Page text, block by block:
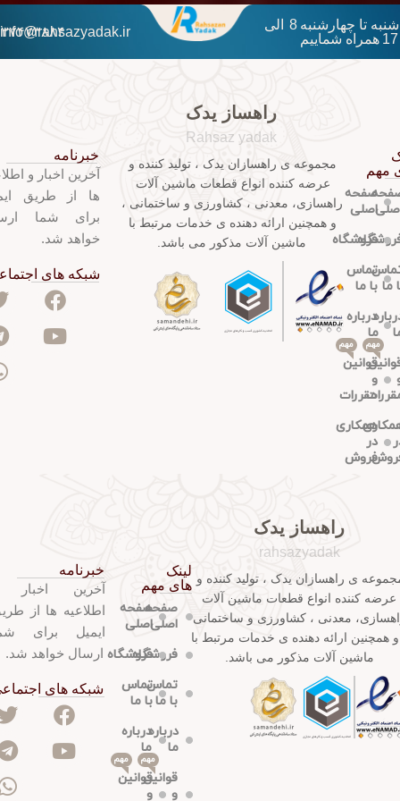
شنبه تا چهارشنبه 8 الی
17 همراه شماییم
info@rahsazyadak.ir
مهم
ما
مهم
صفحه
اصلی
فروشگاه
تماس
با ما
درباره
ما
قوانین
و
مقررات
مهم
همکاری
در
فروش
راهساز یدک
Rahsaz yadak
مجموعه ی راهسازان یدک ، تولید کننده و
عرضه کننده انواع قطعات ماشین آلات
راهسازی، معدنی ، کشاورزی و ساختمانی ،
و همچنین ارائه دهنده ی خدمات مرتبط با
ماشین آلات مذکور می باشد.
خبرنامه
آخرین اخبار و
ها از طریق
برای شما
خواهد شد.
شبکه های
راهساز یدک
rahsazyadak
ی راهسازان یدک ، تولید کننده و
عرضه کننده انواع قطعات ماشین آلات
معدنی ، کشاورزی و ساختمانی
همچنین ارائه دهنده ی خدمات مرتبط با
ماشین آلات مذکور می باشد.
لینک
های مهم
صفحه
اصلی
فروشگاه
تماس
با ما
درباره
ما
قوانین
و
مهم
صفحه
اصلی
فروشگاه
تماس
با ما
درباره
ما
قوانین
و
مهم
خبرنامه
آخرین اخبار
اطلاعیه ها از
ایمیل برای
ارسال خواهد شد.
شبکه های